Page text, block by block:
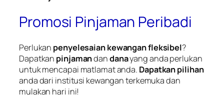
Promosi Pinjaman Peribadi
Perlukan penyelesaian kewangan fleksibel?
Dapatkan pinjamandandanayang anda perlukan
untuk mencapai matlamat anda. Dapatkan pilihan
anda dari institusi kewangan terkemuka dan
mulakan hari ini!